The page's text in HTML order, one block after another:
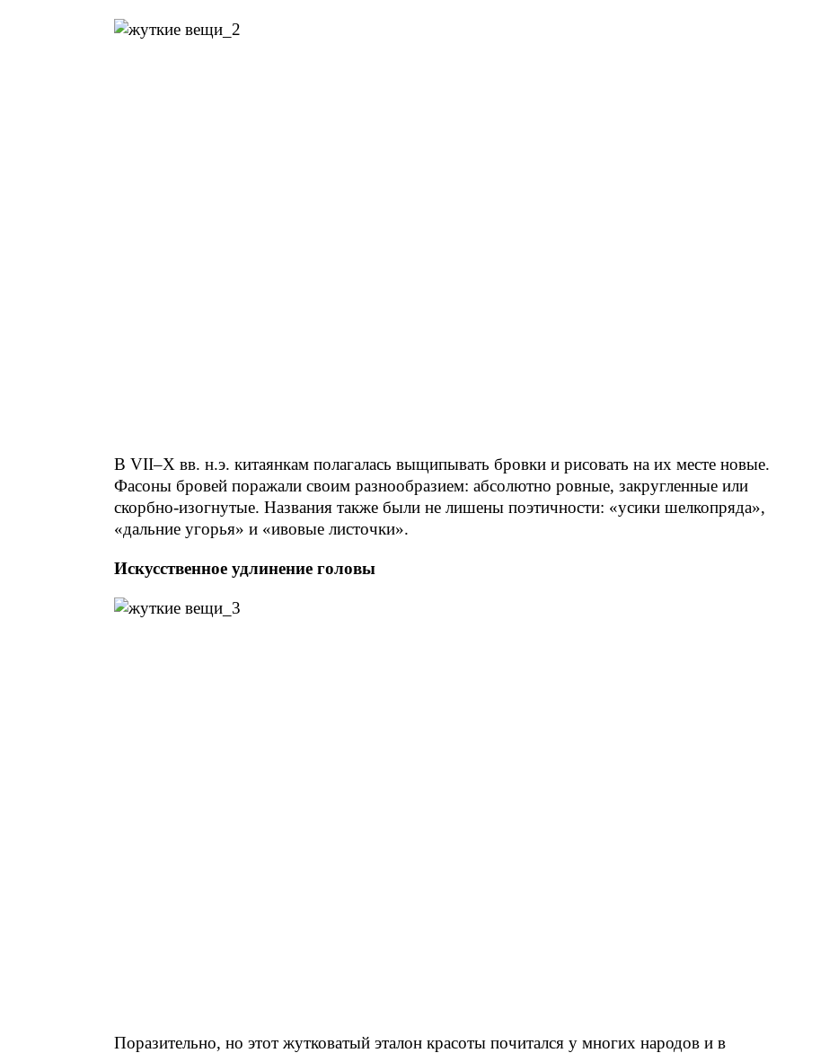
В VII–X вв. н.э. китаянкам полагалась выщипывать бровки и рисовать на их месте новые.
Фасоны бровей поражали своим разнообразием: абсолютно ровные, закругленные или
скорбно-изогнутые. Названия также были не лишены поэтичности: «усики шелкопряда»,
«дальние угорья» и «ивовые листочки».
Искусственное удлинение головы
Поразительно, но этот жутковатый эталон красоты почитался у многих народов и в